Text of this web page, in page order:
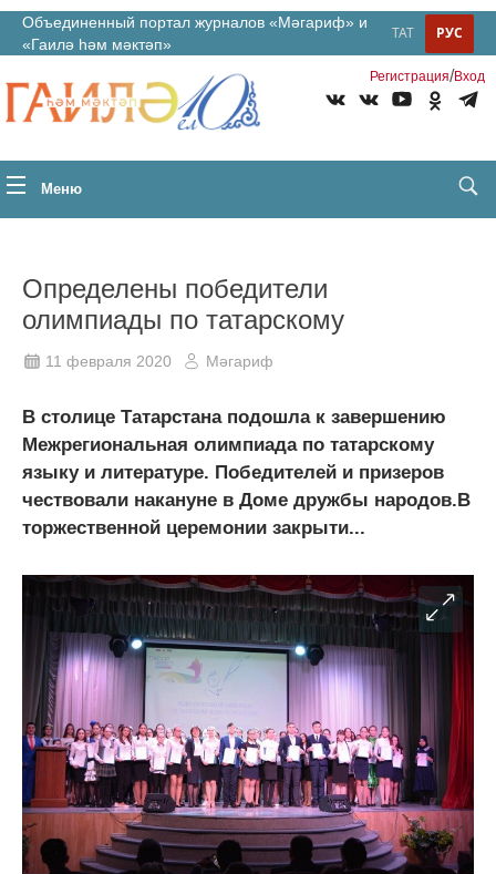
Объединенный портал журналов «Мәгариф» и
«Гаилә һәм мәктәп»
РУС
ТАТ
Регистрация/Вход
Меню
Определены победители
олимпиады по татарскому
11 февраля 2020 Мәгариф
В столице Татарстана подошла к завершению
Межрегиональная олимпиада по татарскому
языку и литературе. Победителей и призеров
чествовали накануне в Доме дружбы народов.В
торжественной церемонии закрыти...